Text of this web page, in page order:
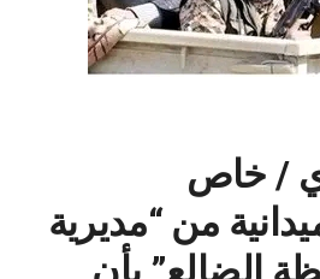
/ خاص
من “مديرية